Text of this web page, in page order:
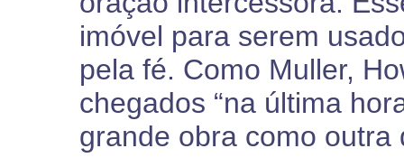
imóvel para serem
pela fé. Como Muller,
chegados “na última
grande obra como outra